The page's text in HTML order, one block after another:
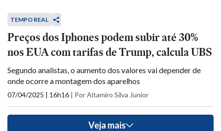
TEMPO REAL
Preços dos Iphones podem subir até 30%
nos EUA com tarifas de Trump, calcula UBS
Segundo analistas, o aumento dos valores vai depender de
onde ocorre a montagem dos aparelhos
07/04/2025 | 16h16 | Por Altamiro Silva Junior
Veja mais